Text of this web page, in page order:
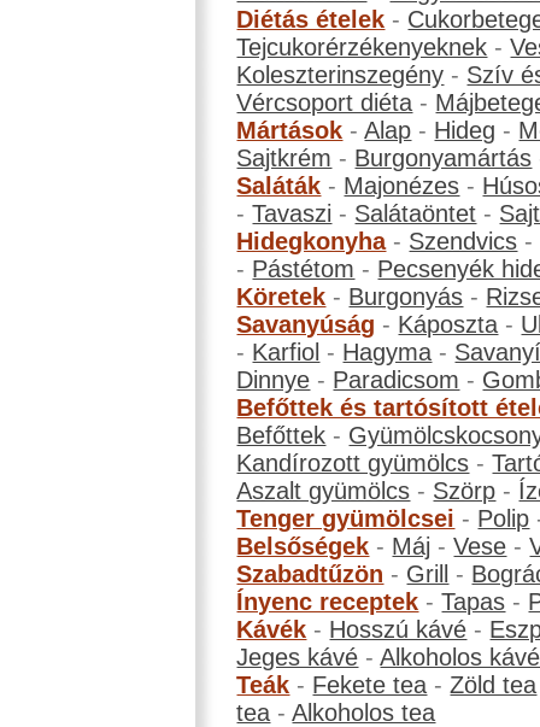
Diétás ételek -
Tejcukorérzékenyeknek -
Koleszterinszegény - Szív
Vércsoport diéta -
Mártások -Alap - Hideg -
Sajtkrém - Burgonyamártás
Saláták - Majonézes -
-Tavaszi - Salátaöntet -
Hidegkonyha- Szendvics -
- Pástétom - Pecsenyék
Köretek - Burgonyás -
Savanyúság - Káposzta -
- Karfiol - Hagyma -
Dinnye - Paradicsom -
Befőttek és tartósított
Befőttek -
Kandírozott gyümölcs -
Aszalt gyümölcs - Szörp -
Tenger gyümölcsei - Polip
Belsőségek - Máj -Vese -
Szabadtűzön - Grill -
Ínyenc receptek -Tapas -
Kávék - Hosszú kávé -
Jeges kávé -Alkoholos kávé
Teák - Fekete tea -Zöld tea
tea -Alkoholos tea